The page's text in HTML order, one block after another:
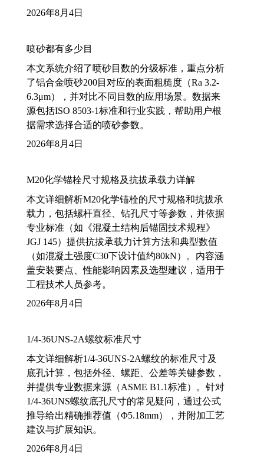
2026年8月4日
喷砂都有多少目
本文系统介绍了喷砂目数的分级标准，重点分析
了铝合金喷砂200目对应的表面粗糙度（Ra 3.2-
6.3μm），并对比不同目数的应用场景。数据来
源包括ISO 8503-1标准和行业实践，帮助用户根
据需求选择合适的喷砂参数。
2026年8月4日
M20化学锚栓尺寸规格及抗拔承载力详解
本文详细解析M20化学锚栓的尺寸规格和抗拔承
载力，包括螺杆直径、钻孔尺寸等参数，并依据
专业标准（如《混凝土结构后锚固技术规程》
JGJ 145）提供抗拔承载力计算方法和典型数值
（如混凝土强度C30下设计值约80kN）。内容涵
盖安装要点、性能影响因素及选型建议，适用于
工程技术人员参考。
2026年8月4日
1/4-36UNS-2A螺纹标准尺寸
本文详细解析1/4-36UNS-2A螺纹的标准尺寸及
底孔计算，包括外径、螺距、公差等关键参数，
并提供专业数据来源（ASME B1.1标准）。针对
1/4-36UNS螺纹底孔尺寸的常见疑问，通过公式
推导给出精确推荐值（Φ5.18mm），并附加工艺
建议与扩展知识。
2026年8月4日